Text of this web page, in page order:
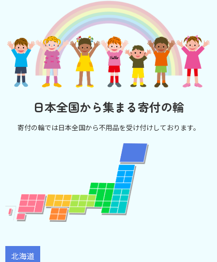
日本全国から集まる寄付の輪
寄付の輪では日本全国から不用品を受け付けしております。
北海道